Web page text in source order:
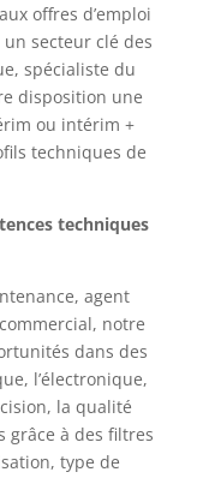
offres d’emploi
un secteur clé des
spécialiste du
disposition une
ou intérim +
techniques de
techniques
agent
notre
dans des
l’électronique,
la qualité
grâce à des filtres
type de